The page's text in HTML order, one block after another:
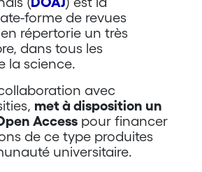
forme de revues
répertorie un très
dans tous les
la science.
collaboration avec
met à disposition un
Accesspour financer
de ce type produites
universitaire.